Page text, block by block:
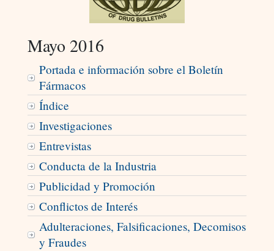
Mayo 2016
Portada e información sobre el Boletín
Fármacos
Índice
Investigaciones
Entrevistas
Conducta de la Industria
Publicidad y Promoción
Conflictos de Interés
Adulteraciones, Falsificaciones, Decomisos
y Fraudes